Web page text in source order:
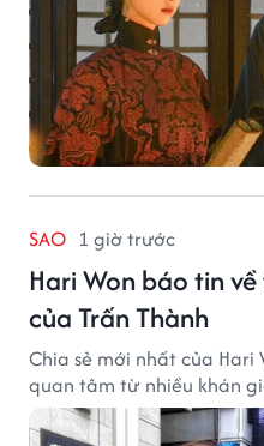
SAO 1 giờ trước
Hari Won báo tin
của Trấn Thành
Chia sẻ mới nhất của Hari
quan tâm từ nhiều khán